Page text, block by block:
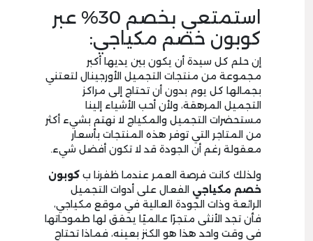
استمتعي بخصم 30% عبر
كوبون خصم مكياجي:
إن حلم كل سيدة أن يكون بين يديها أكبر
مجموعة من منتجات التجميل الأورجينال لتعتني
بجمالها كل يوم بدون أن تحتاج إلى مراكز
التجميل المرهقة، ولأن أحب الأشياء إلينا
مستحضرات التجميل والمكياج لا نهتم بشيء أكثر
من المتاجر التي توفر هذه المنتجات بأسعار
معقولة رغم أن الجودة قد لا تكون أفضل شيء.
ولذلك كانت فرصة العمر عندما ظفرنا ب كوبون
خصم مكياجي الفعال على أدوات التجميل
الرائعة وذات الجودة العالية في موقع مكياجي،
فأن تجد الأنثى متجرًا عالميًا يحقق لها طموحاتها
في وقت واحد هذا هو الكنز بعينه، فماذا تحتاج